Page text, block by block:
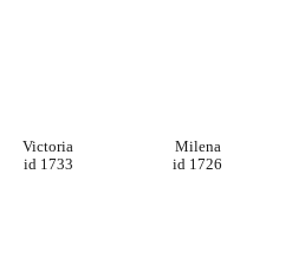
Victoria
id 1733
Milena
id 1726